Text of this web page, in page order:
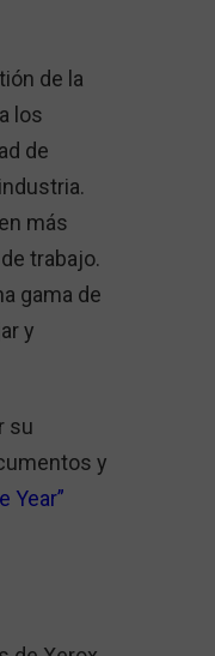
de la
los
de
más
trabajo.
gama de
y
su
y
Year”